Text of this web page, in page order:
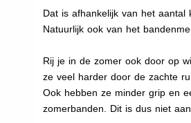
Dat is afhankelijk van het aantal
Natuurlijk ook van het
Rij je in de zomer ook door op
ze veel harder door de zachte
Ook hebben ze minder grip en
zomerbanden. Dit is dus niet